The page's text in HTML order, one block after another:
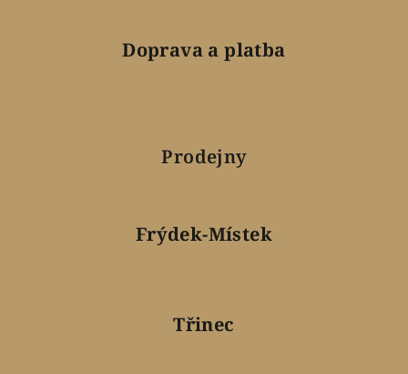
Doprava a platba
Prodejny
Frýdek-Místek
Třinec